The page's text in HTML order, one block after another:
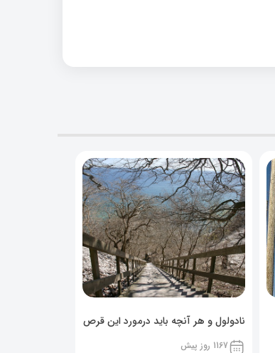
نادولول و هر آنچه باید درمورد این قرص
خوراکی بدانید!
1167 روز پیش